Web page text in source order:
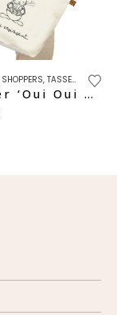
SHOPPERS, TASSEN & ACCESSOIRES
Shopper ‘Oui Oui Croissant’